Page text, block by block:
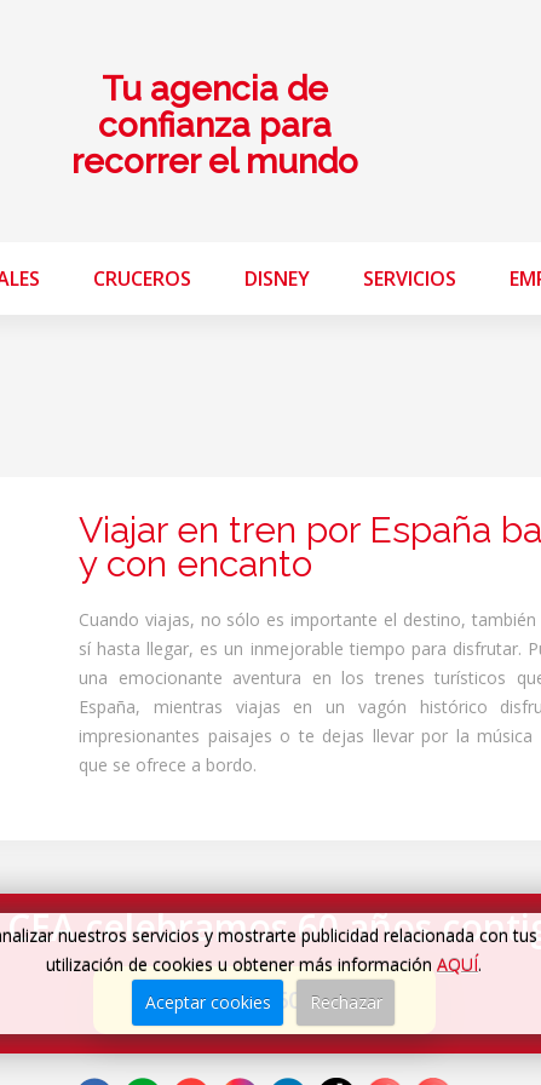
Tu agencia de
confianza para
recorrer el mundo
CRUCEROS DISNEY SERVICIOS
Viajar en tren por España
y con encanto
Cuando viajas, no sólo es importante el destino, también
sí hasta llegar, es un inmejorable tiempo para disfrutar.
una emocionante aventura en los trenes turísticos
España, mientras viajas en un vagón histórico
impresionantes paisajes o te dejas llevar por la música
que se ofrece a bordo.
CEA celebramos 60 años
Cumplimos 60 años→
nuestros servicios y mostrarte publicidad relacionada con
utilización de cookies u obtener más información AQUÍ.
Aceptar cookies
Rechazar